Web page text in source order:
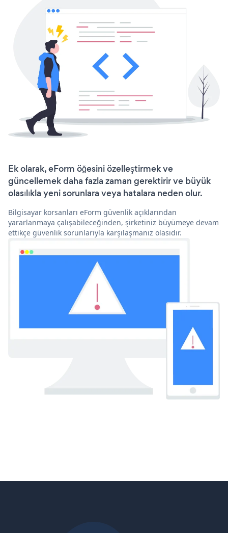
Ek olarak, eForm öğesini özelleştirmek ve
güncellemek daha fazla zaman gerektirir ve büyük
olasılıkla yeni sorunlara veya hatalara neden olur.
Bilgisayar korsanları eForm güvenlik açıklarından
yararlanmaya çalışabileceğinden, şirketiniz büyümeye devam
ettikçe güvenlik sorunlarıyla karşılaşmanız olasıdır.